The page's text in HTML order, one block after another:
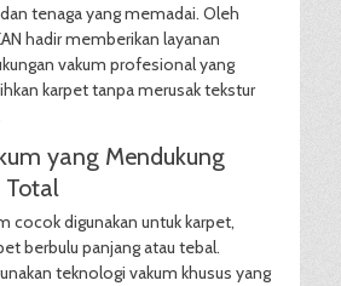
tenaga yang memadai. Oleh
hadir memberikan layanan
vakum profesional yang
karpet tanpa merusak tekstur
yang Mendukung
Total
cocok digunakan untuk karpet,
berbulu panjang atau tebal.
teknologi vakum khusus yang